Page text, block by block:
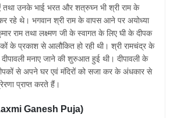
तथा उनके भाई भरत और शत्रुघ्न भी श्री राम के
रहे थे। भगवान श्री राम के वापस आने पर अयोध्या
राम तथा लक्ष्मण जी के स्वागत के लिए घी के दीपक
के प्रकाश से आलौकित हो रही थी। श्री रामचंद्र के
मनाए जाने की शुरुआत हुई थी। दीपावली के
से अपने घर एवं मंदिरों को सजा कर के अंधकार से
प्राप्त करते हैं।
Ganesh Puja)